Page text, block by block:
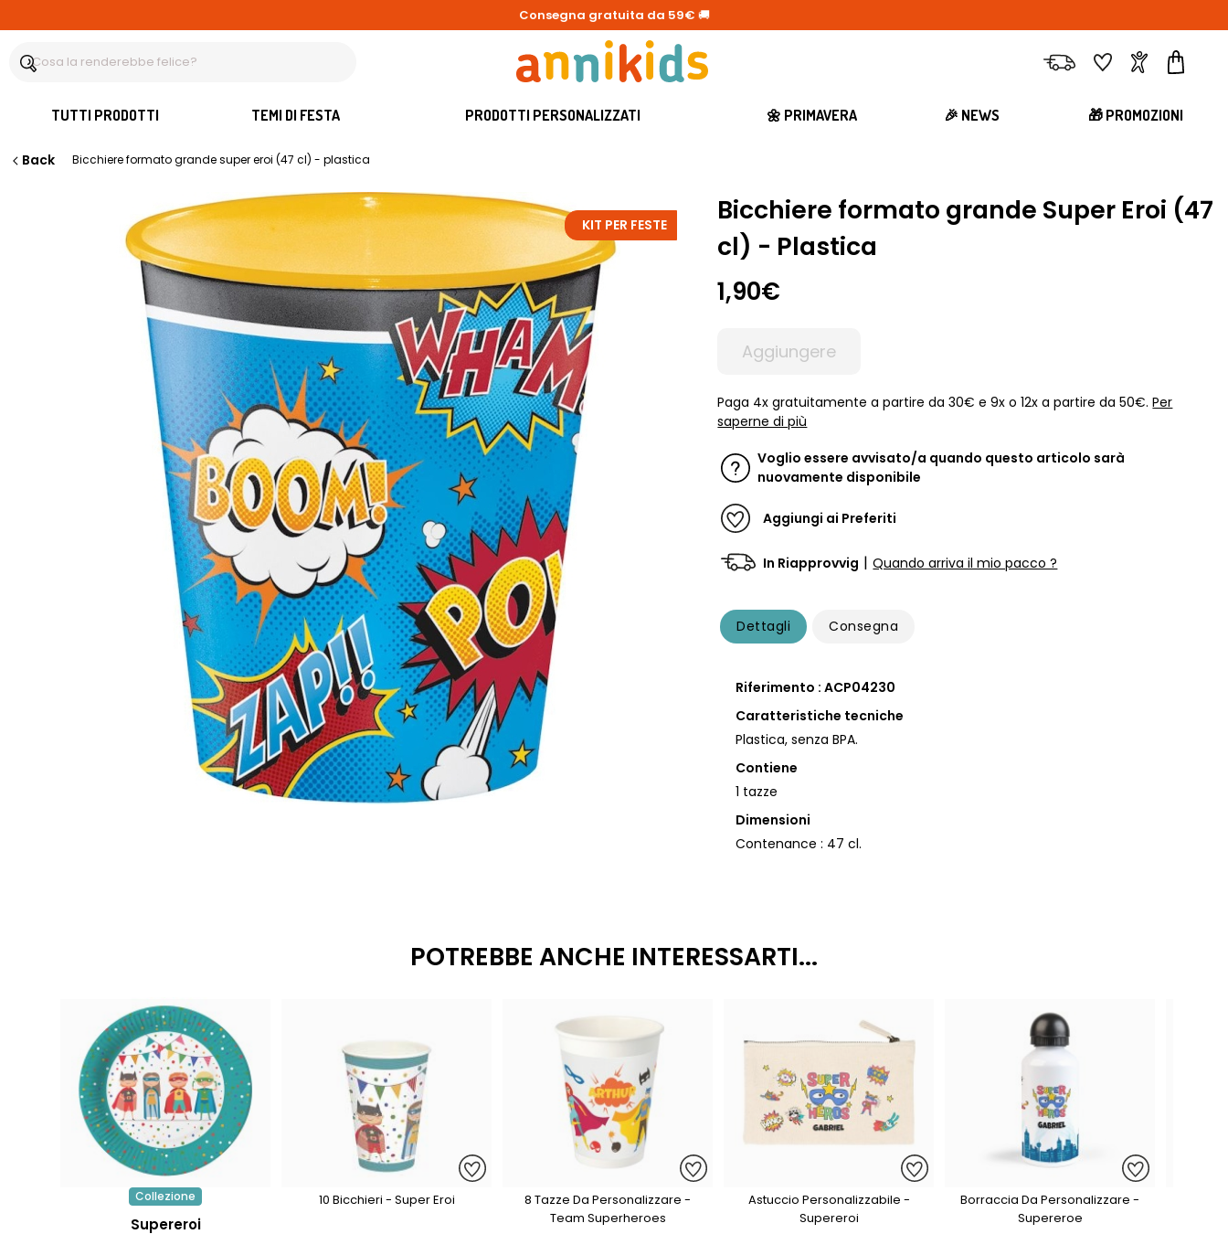
Consegna gratuita da 59€ 🚚
ConsegnaPreferitiAccount
TUTTI PRODOTTI TEMI DI FESTA PRODOTTI PERSONALIZZATI 🌼 PRIMAVERA 🎉 NEWS 🎁 PROMOZIONI
Back Bicchiere formato grande super eroi (47 cl) - plastica
KIT PER FESTE
Bicchiere formato grande Super Eroi (47
cl) - Plastica
1,90€
Aggiungere
Paga 4x gratuitamente a partire da 30€ e 9x o 12x a partire da 50€.Per
saperne di più
Voglio essere avvisato/a quando questo articolo sarà
nuovamente disponibile
Aggiungi ai Preferiti
In Riapprovvig | Quando arriva il mio pacco ?
Dettagli Consegna
Riferimento : ACP04230
Caratteristiche tecniche
Plastica, senza BPA.
Contiene
1 tazze
Dimensioni
Contenance : 47 cl.
POTREBBE ANCHE INTERESSARTI...
Collezione
Supereroi
10 Bicchieri - Super Eroi
8 Tazze Da Personalizzare -
Team Superheroes
Astuccio Personalizzabile -
Supereroi
Borraccia Da Personalizzare -
Supereroe